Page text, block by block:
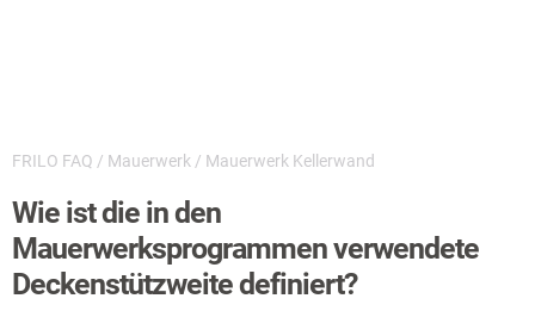
FRILO FAQ / Mauerwerk / Mauerwerk Kellerwand
Wie ist die in den
Mauerwerksprogrammen verwendete
Deckenstützweite definiert?